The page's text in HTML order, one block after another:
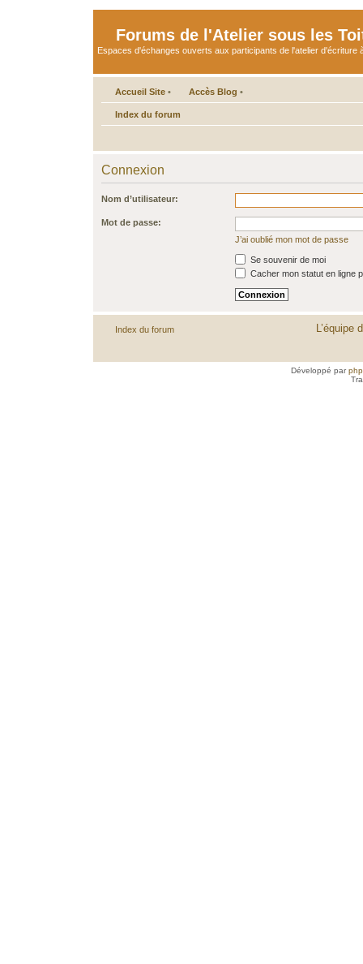
Forums de l'Atelier sous les
Espaces d'échanges ouverts aux participants de l'atelier d'écriture
Accueil Site • Accès Blog •
Index du forum
Connexion
Nom d’utilisateur:
Mot de passe:
J’ai oublié mon mot de passe
Se souvenir de moi
Cacher mon statut en ligne
Index du forum L’équipe
Développé par